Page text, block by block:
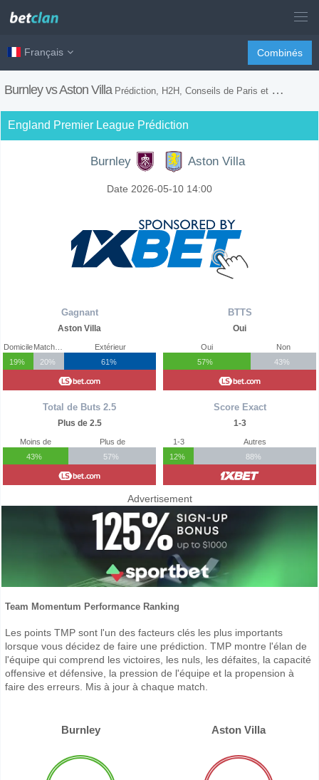
Français Combinés
Burnley vs Aston Villa Prédiction, H2H, Conseils de Paris et Prévision du Match
England Premier League Prédiction
Burnley Aston Villa
Date 2026-05-10 14:00
Gagnant
Aston Villa
Domicile
19%
20%
Extérieur
61%
Total de Buts 2.5
Plus de 2.5
Moins de
43%
Plus de
57%
BTTS
Oui
Oui
57%
Non
43%
Score Exact
1-3
1-3
12%
Autres
88%
Advertisement
Team Momentum Performance Ranking
Les points TMP sont l'un des facteurs clés les plus importants
lorsque vous décidez de faire une prédiction. TMP montre l'élan de
l'équipe qui comprend les victoires, les nuls, les défaites, la capacité
offensive et défensive, la pression de l'équipe et la propension à
faire des erreurs. Mis à jour à chaque match.
Burnley Aston Villa